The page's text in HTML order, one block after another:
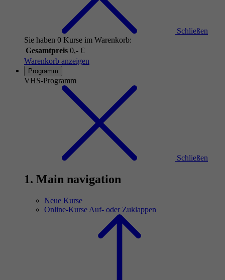
Schließen
Sie haben 0 Kurse im Warenkorb:
Gesamtpreis 0,- €
Warenkorb anzeigen
Programm
VHS-Programm
Schließen
1. Main navigation
Neue Kurse
Online-Kurse Auf- oder Zuklappen